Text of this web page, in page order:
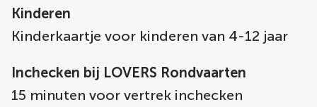
Kinderen
Kinderkaartje voor kinderen van 4-12 jaar
Inchecken bij LOVERS Rondvaarten
15 minuten voor vertrek inchecken